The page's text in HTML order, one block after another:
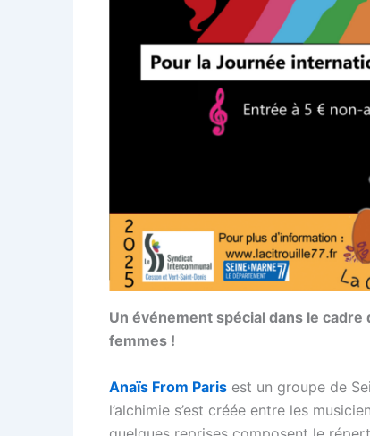
Un événement spécial dans le
femmes !
Anaïs From Paris est un groupe de
l’alchimie s’est créée entre les